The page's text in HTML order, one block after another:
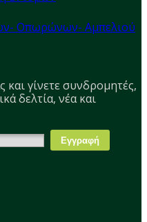
Οπωρώνων- Αμπελιού
γίνετε συνδρομητές,
δελτία, νέα και